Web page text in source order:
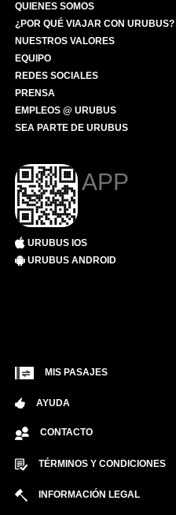
QUIENES SOMOS
¿POR QUÉ VIAJAR CON URUBUS?
NUESTROS VALORES
EQUIPO
REDES SOCIALES
PRENSA
EMPLEOS @ URUBUS
SEA PARTE DE URUBUS
APP
URUBUS IOS
URUBUS ANDROID
MIS PASAJES
AYUDA
CONTACTO
TÉRMINOS Y CONDICIONES
INFORMACIÓN LEGAL